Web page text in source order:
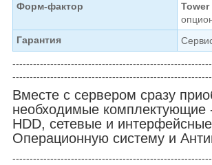
Форм-фактор
Tower
Гарантия
Вместе с сервером сразу
необходимые комплектующие
HDD, сетевые и
Операционную систему и